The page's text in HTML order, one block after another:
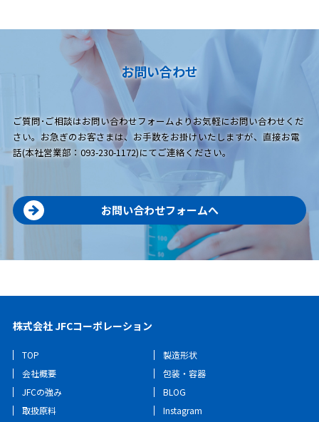
お問い合わせ
ご質問･ご相談はお問い合わせフォームよりお気軽にお問い合わせくだ
さい。お急ぎのお客さまは、お手数をお掛けいたしますが、直接お電
話(本社営業部：093-230-1172)にてご連絡ください。
お問い合わせフォームへ
株式会社 JFCコーポレーション
TOP
会社概要
JFCの強み
取扱原料
製造形状
包装・容器
BLOG
Instagram